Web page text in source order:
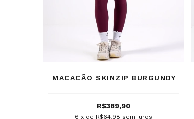
MACACÃO SKINZIP BURGUNDY
R$389,90
6 x de R$64,98 sem juros